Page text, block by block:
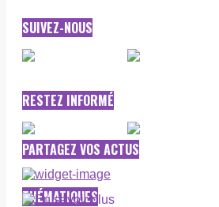
SUIVEZ-NOUS
RESTEZ INFORMÉ
PARTAGEZ VOS ACTUS
THÉMATIQUES